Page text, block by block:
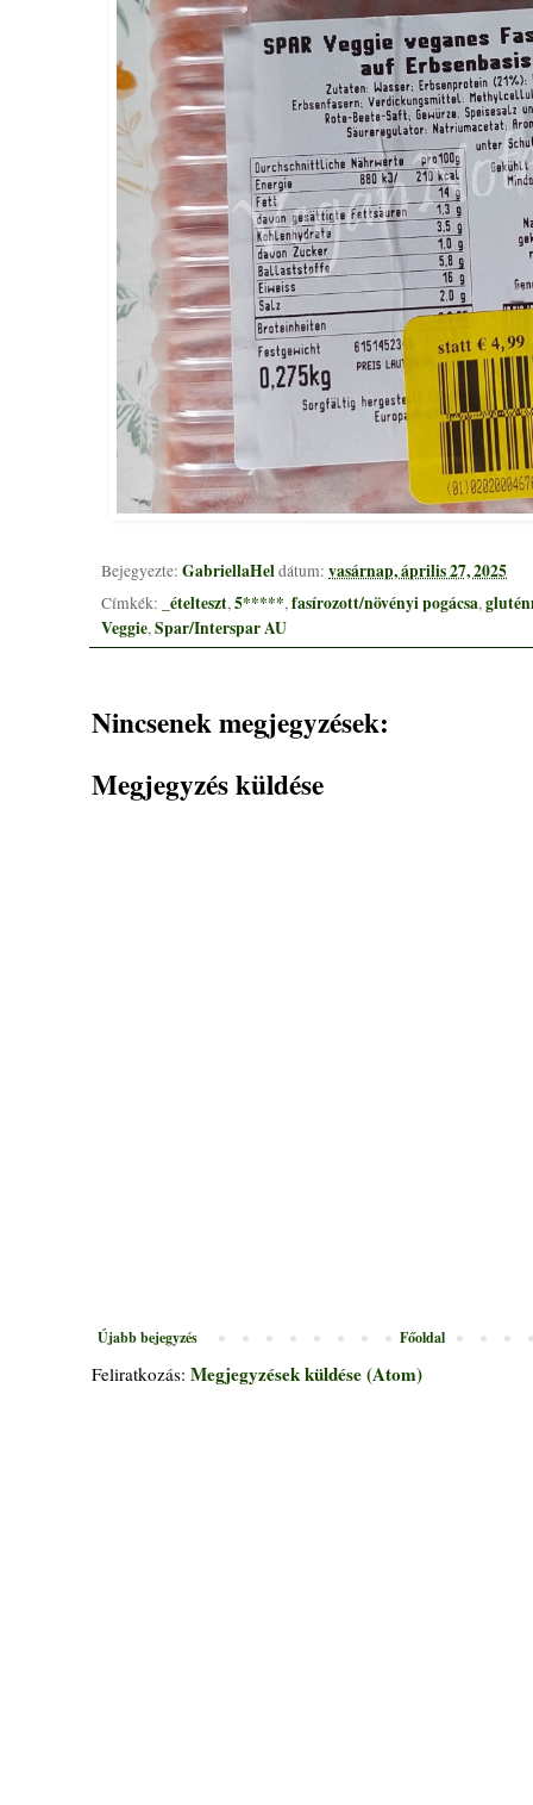
Bejegyezte: GabriellaHeldátum: vasárnap, április 27, 2025
Címkék: _ételteszt,5*****,fasírozott/növényi pogácsa,
Veggie,Spar/Interspar AU
Nincsenek megjegyzések:
Megjegyzés küldése
Újabb bejegyzés Főoldal
Feliratkozás: Megjegyzések küldése (Atom)